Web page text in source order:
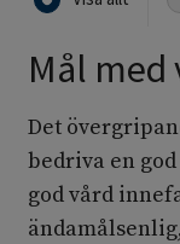
Mål
Det
bedriva en
god vård